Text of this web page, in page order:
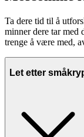
Ta dere tid til å
minner dere tar med
trenge å være med,
Let etter